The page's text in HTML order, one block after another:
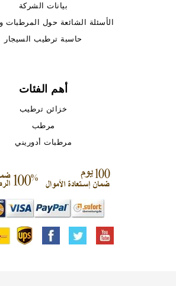
بيانات الشركة
الأسئلة الشائعة حول المرطبات
حاسبة ترطيب السيجار
أهم الفئات
خزائن ترطيب
مرطب
مرطبات أدوريني